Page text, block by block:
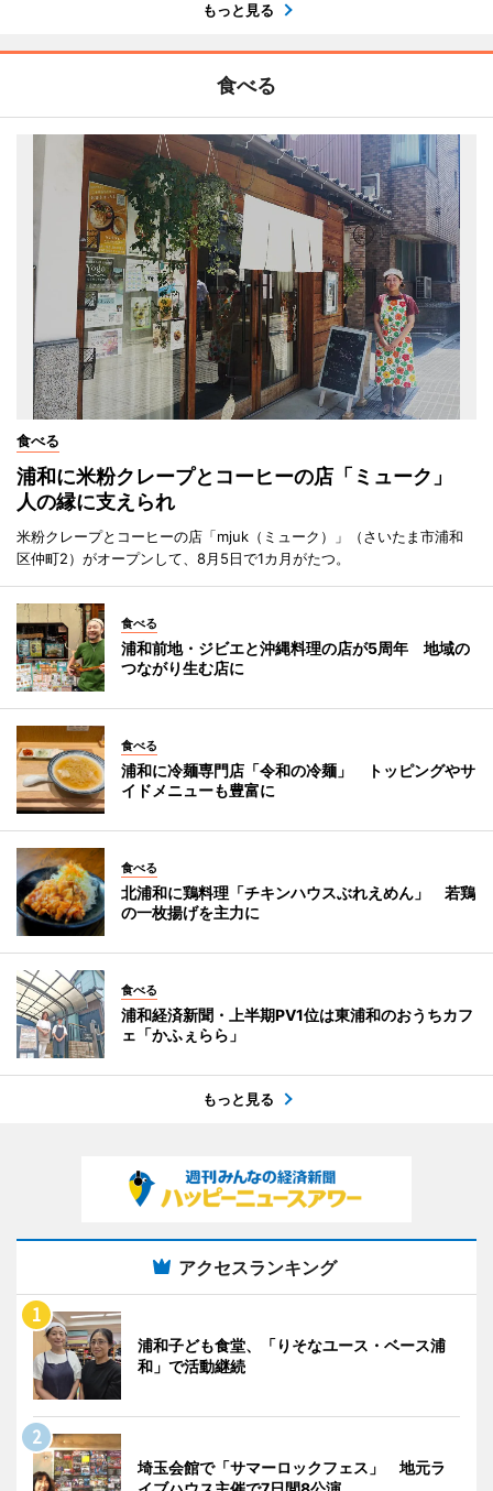
もっと見る
食べる
食べる
浦和に米粉クレープとコーヒーの店「ミューク」
人の縁に支えられ
米粉クレープとコーヒーの店「mjuk（ミューク）」（さいたま市浦和
区仲町2）がオープンして、8月5日で1カ月がたつ。
食べる
浦和前地・ジビエと沖縄料理の店が5周年 地域の
つながり生む店に
食べる
浦和に冷麺専門店「令和の冷麺」 トッピングやサ
イドメニューも豊富に
食べる
北浦和に鶏料理「チキンハウスぶれえめん」 若鶏
の一枚揚げを主力に
食べる
浦和経済新聞・上半期PV1位は東浦和のおうちカフ
ェ「かふぇらら」
もっと見る
アクセスランキング
浦和子ども食堂、「りそなユース・ベース浦
和」で活動継続
埼玉会館で「サマーロックフェス」 地元ラ